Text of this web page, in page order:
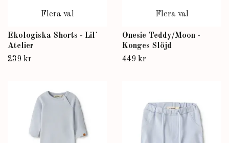
Flera val
Ekologiska Shorts - Lil´
Atelier
239 kr
Flera val
Onesie Teddy/Moon -
Konges Slöjd
449 kr